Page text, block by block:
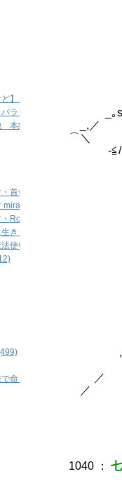
,
{
{
{ ∨
{ }_
{ }
_}
__
_｡
_,
⌒
'
{
| {
|
| ',
|
＼
人 } )
|＼ }
|
|
| |
|
' '
/ ,/
,/ ,/
/
／
／
1040 ：
】 (14)
ラレル編】 (12)
編とまったく関係ないもの
首領８ (23)
number (13)
Rock 'n' Roll (12)
きる魔法使いのようです・Ｇ
使いのようです米粉麺 (13)
命を賭すようです (154)